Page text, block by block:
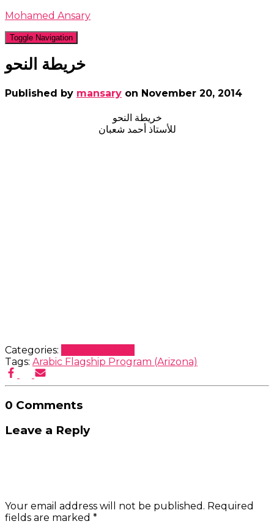
Mohamed Ansary
Toggle Navigation
خريطة النحو
Published by mansary on November 20, 2014
خريطة النحو
للأستاذ أحمد شعبان
Categories:
Tags: Arabic Flagship Program (Arizona)
0 Comments
Leave a Reply
Your email address will not be published. Required
fields are marked *